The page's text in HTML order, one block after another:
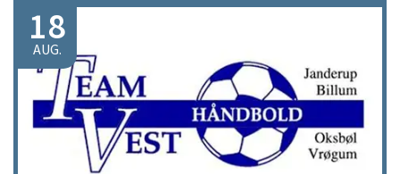
18
AUG.